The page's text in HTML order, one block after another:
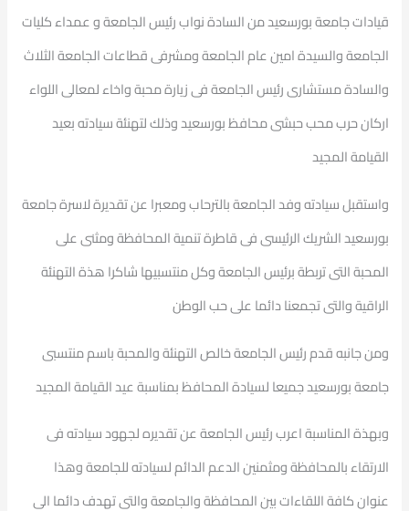
قيادات جامعة بورسعيد من السادة نواب رئيس الجامعة و عمداء كليات
الجامعة والسيدة امين عام الجامعة ومشرفى قطاعات الجامعة الثلاث
والسادة مستشارى رئيس الجامعة فى زيارة محبة واخاء لمعالى اللواء
اركان حرب محب حبشى محافظ بورسعيد وذلك لتهنئة سيادته بعيد
القيامة المجيد
واستقبل سيادته وفد الجامعة بالترحاب ومعبرا عن تقديرة لاسرة جامعة
بورسعيد الشريك الرئيسى فى قاطرة تنمية المحافظة ومثنى على
المحبة التى تربطة برئيس الجامعة وكل منتسبيها شاكرا هذة التهنئة
الراقية والتى تجمعنا دائما على حب الوطن
ومن جانبه قدم رئيس الجامعة خالص التهنئة والمحبة باسم منتسبى
جامعة بورسعيد جميعا لسيادة المحافظ بمناسبة عيد القيامة المجيد
وبهذة المناسبة اعرب رئيس الجامعة عن تقديره لجهود سيادته فى
الارتقاء بالمحافظة ومثمنين الدعم الدائم لسيادته للجامعة وهذا
عنوان كافة اللقاءات بين المحافظة والجامعة والتى تهدف دائما الى